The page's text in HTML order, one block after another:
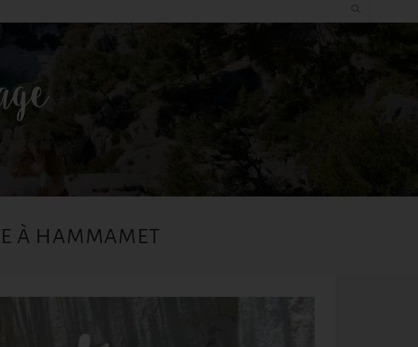
À HAMMAMET